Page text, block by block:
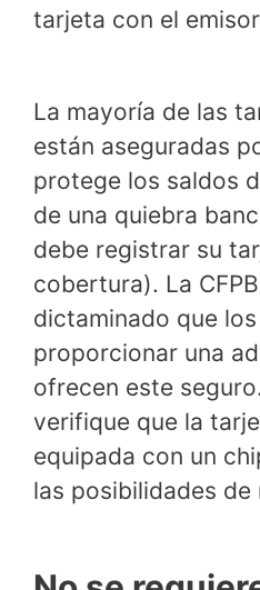
tarjeta con el
La mayoría de las
están aseguradas
protege los saldos
de una quiebra
debe registrar su
cobertura). La
dictaminado que
proporcionar una
ofrecen este
verifique que la
equipada con un
las posibilidades